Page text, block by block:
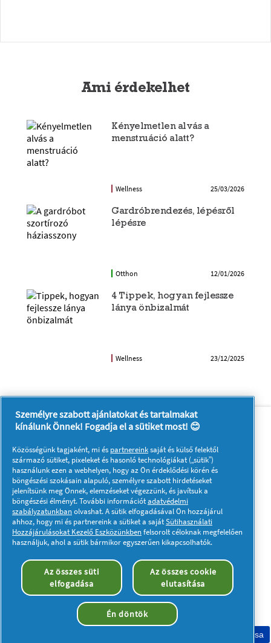
Ami érdekelhet
Kényelmetlen alvás a
menstruáció alatt?
Wellness 25/03/2026
Gardróbrendezés, lépésről
lépésre
Otthon 12/01/2026
4 Tippek, hogyan fejlessze
lánya önbizalmát
Wellness 23/12/2025
Rólunk
Kapcsolatfelvétel
A pg.com felkeresése
Kövessen minket:
Adataim
Adatvédelmi közlemény
Akadálymentességi nyilatkozat
© 2023 Procter & Gamble. Minden jog fenntartva. Az oldalon
található információk felhasználása és az azokhoz való
hozzáférés a jogi nyilatkozatban meghatározott felhasználási
feltételek tárgyát képezik.
Sütik elfogadása
Személyre szabott ajánlatokat és tartalmakat
kínálunk Önnek! Fogadja el a sütiket most! 😊
Közösségünk tagjaként, mi és partnereinksaját és külső felektől
származó sütiket, pixeleket és hasonló technológiákat („sütik”)
használunk ezen a webhelyen, hogy az Ön érdeklődési körén és
böngészési szokásain alapuló, személyre szabott hirdetéseket
jelenítsünk meg Önnek, elemzéseket végezzünk, és javítsuk a
böngészési élményt. További információtadatvédelmi
szabályzatunkbanolvashat. A sütik elfogadásával Ön hozzájárul
ahhoz, hogy mi és partnereink a sütiket a sajátSütihasználati
Hozzájárulásokat Kezelő Eszközünkbenfelsorolt céloknak megfelelően
használjuk, ahol a sütik bármikor egyszerűen kikapcsolhatók.
Az összes süti
elfogadása
Az összes cookie
elutasítása
Én döntök